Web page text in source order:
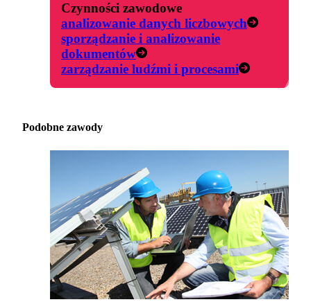
Czynności zawodowe
analizowanie danych liczbowych
sporządzanie i analizowanie
dokumentów
zarządzanie ludźmi i procesami
Podobne zawody